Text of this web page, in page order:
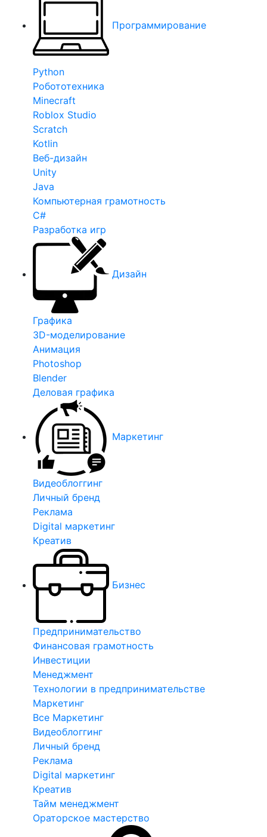
Программирование
Python
Робототехника
Minecraft
Roblox Studio
Scratch
Kotlin
Веб-дизайн
Unity
Java
Компьютерная грамотность
C#
Разработка игр
Дизайн
Графика
3D-моделирование
Анимация
Photoshop
Blender
Деловая графика
Маркетинг
Видеоблоггинг
Личный бренд
Реклама
Digital маркетинг
Креатив
Бизнес
Предпринимательство
Финансовая грамотность
Инвестиции
Менеджмент
Технологии в предпринимательстве
Маркетинг
Все Маркетинг
Видеоблоггинг
Личный бренд
Реклама
Digital маркетинг
Креатив
Тайм менеджмент
Ораторское мастерство